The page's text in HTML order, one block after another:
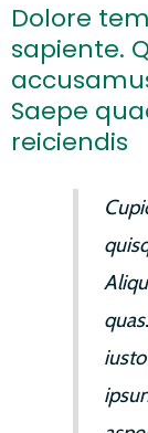
Dolore
sapiente.
Saepe
reiciendis